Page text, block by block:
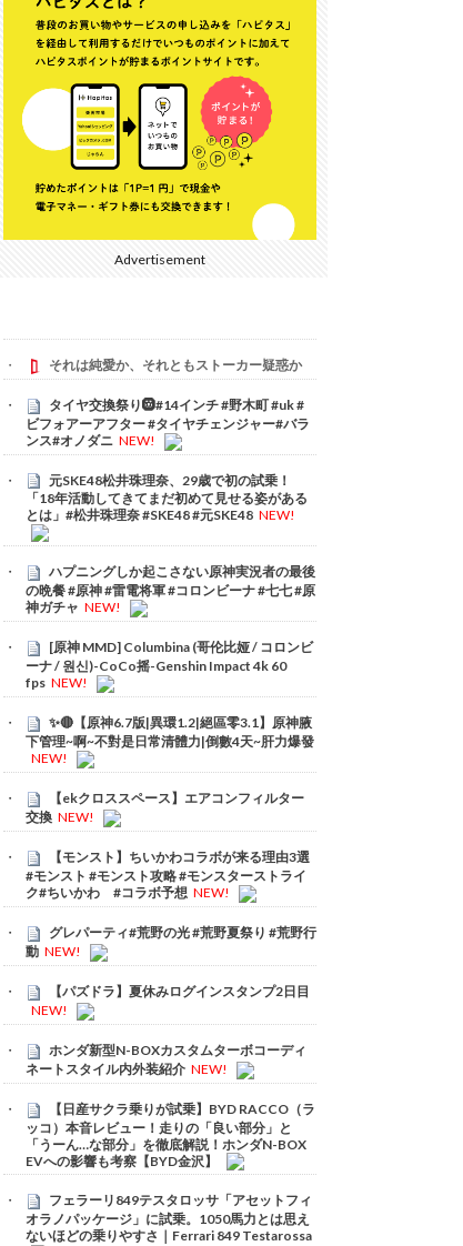
Advertisement
それは純愛か、それともストーカー疑惑か
タイヤ交換祭り🛞#14インチ #野木町 #uk #
ビフォアーアフター #タイヤチェンジャー#バラ
ンス#オノダニ NEW!
元SKE48松井珠理奈、29歳で初の試乗！
「18年活動してきてまだ初めて見せる姿がある
とは」#松井珠理奈 #SKE48 #元SKE48 NEW!
ハプニングしか起こさない原神実況者の最後
の晩餐 #原神 #雷電将軍 #コロンビーナ #七七 #原
神ガチャ NEW!
[原神 MMD] Columbina (哥伦比娅 / コロンビ
ーナ / 원신)-CoCo摇-Genshin Impact 4k 60
fps NEW!
✨🔴【原神6.7版|異環1.2|絕區零3.1】原神腋
下管理~啊~不對是日常清體力|倒數4天~肝力爆發
NEW!
【ekクロススペース】エアコンフィルター
交換 NEW!
【モンスト】ちいかわコラボが来る理由3選
#モンスト #モンスト攻略 #モンスターストライ
ク#ちいかわ #コラボ予想 NEW!
グレパーティ#荒野の光 #荒野夏祭り #荒野行
動 NEW!
【パズドラ】夏休みログインスタンプ2日目
NEW!
ホンダ新型N-BOXカスタムターボコーディ
ネートスタイル内外装紹介 NEW!
【日産サクラ乗りが試乗】BYD RACCO（ラ
ッコ）本音レビュー！走りの「良い部分」と
「うーん…な部分」を徹底解説！ホンダN-BOX
EVへの影響も考察【BYD金沢】
フェラーリ849テスタロッサ「アセットフィ
オラノパッケージ」に試乗。1050馬力とは思え
ないほどの乗りやすさ｜Ferrari 849 Testarossa